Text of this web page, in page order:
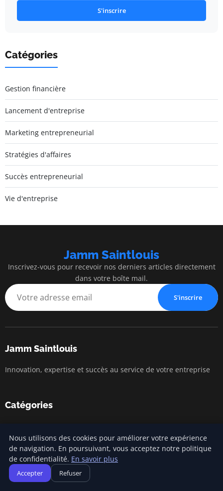
S'inscrire
Catégories
Gestion financière
Lancement d'entreprise
Marketing entrepreneurial
Stratégies d'affaires
Succès entrepreneurial
Vie d'entreprise
Jamm Saintlouis
Inscrivez-vous pour recevoir nos derniers articles directement
dans votre boîte mail.
S'inscrire
Jamm Saintlouis
Innovation, expertise et succès au service de votre entreprise
Catégories
Lancement d'entreprise
Marketing entrepreneurial
Stratégies d'affaires
Nous utilisons des cookies pour améliorer votre expérience
de navigation. En poursuivant, vous acceptez notre politique
de confidentialité. En savoir plus
Accepter Refuser